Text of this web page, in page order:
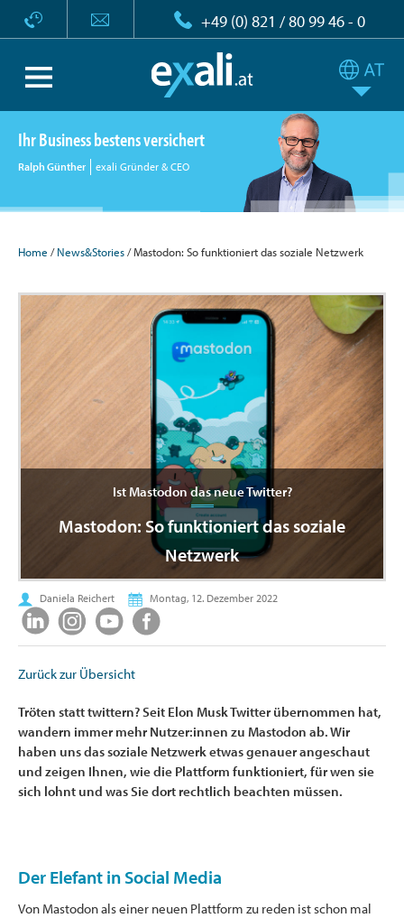
+49 (0) 821 / 80 99 46 - 0
Ihr Business bestens versichert
Ralph Günther exali Gründer & CEO
Home /News&Stories/ Mastodon: So funktioniert das soziale Netzwerk
Ist Mastodon das neue Twitter?
Mastodon: So funktioniert das soziale
Netzwerk
Daniela Reichert Montag, 12. Dezember 2022
Zurück zur Übersicht
Tröten statt twittern? Seit Elon Musk Twitter übernommen hat,
wandern immer mehr Nutzer:innen zu Mastodon ab. Wir
haben uns das soziale Netzwerk etwas genauer angeschaut
und zeigen Ihnen, wie die Plattform funktioniert, für wen sie
sich lohnt und was Sie dort rechtlich beachten müssen.
Der Elefant in Social Media
Von Mastodon als einer neuen Plattform zu reden ist schon mal